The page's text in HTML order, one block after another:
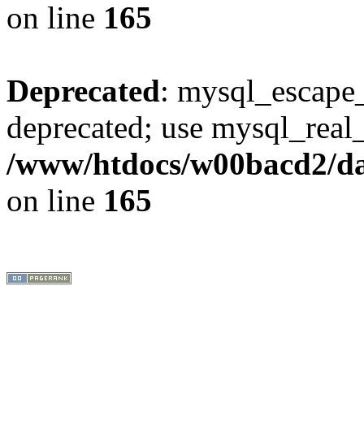
on line 165
Deprecated:
deprecated; use
/www/htdocs/w00bacd2/
on line 165